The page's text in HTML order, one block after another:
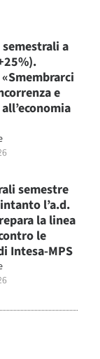
a
e
semestre
l’a.d.
la linea
le
Intesa-MPS